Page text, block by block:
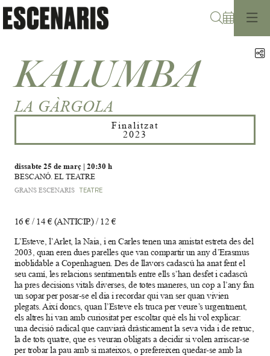
KALUMBA
LA GÀRGOLA
Finalitzat
2023
dissabte 25 de març| 20:30 h
BESCANÓ. EL TEATRE
GRANS ESCENARIS TEATRE
16 € / 14 € (ANTICIP.) / 12 €
L’Esteve, l’Arlet, la Naia, i en Carles tenen una amistat estreta des del
2003, quan eren dues parelles que van compartir un any d’Erasmus
inoblidable a Copenhaguen. Des de llavors cadascú ha anat fent el
seu camí, les relacions sentimentals entre ells s’han desfet i cadascú
ha pres decisions vitals diverses, de totes maneres, un cop a l’any fan
un sopar per posar-se el dia i recordar qui van ser quan vivien
plegats. Així doncs, quan l’Esteve els truca per veure’s urgentment,
els altres hi van amb curiositat per escoltar què els hi vol explicar:
una decisió radical que canviarà dràsticament la seva vida i de retruc,
la de tots quatre, que es veuran obligats a decidir si volen arriscar-se
per trobar la pau amb si mateixos, o prefereixen quedar-se amb la